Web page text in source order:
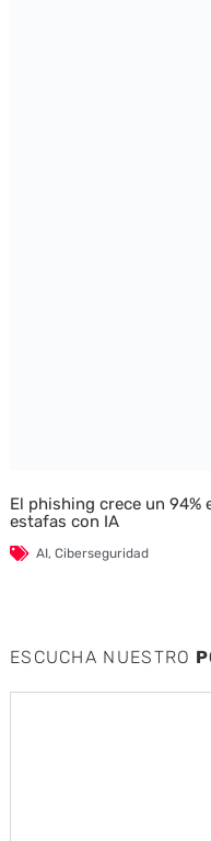
El phishing crece un 94%
estafas con IA
AI, Ciberseguridad
ESCUCHA NUESTRO